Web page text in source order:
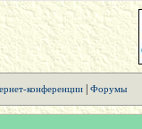
конференции| Форумы